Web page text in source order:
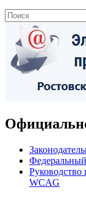
Руководство
WCAG